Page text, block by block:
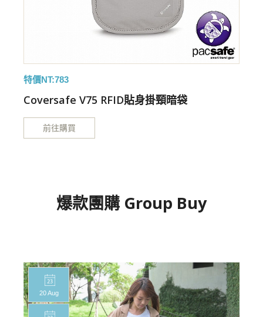
特價NT:783
Coversafe V75 RFID貼身掛頸暗袋
前往購買
爆款團購 Group Buy
20 Aug